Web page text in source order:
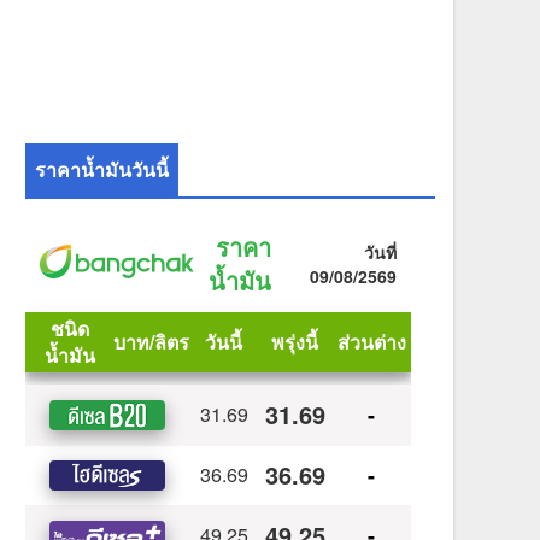
ราคาน้ำมันวันนี้